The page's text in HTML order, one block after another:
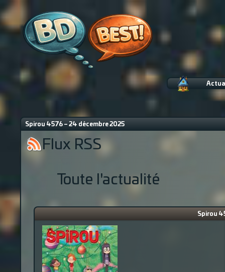
Spirou 4576 – 24 décembre 2025
Flux RSS
Toute l'actualité
Spirou